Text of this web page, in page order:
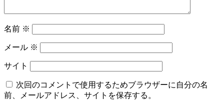
名前 ※
メール ※
サイト
次回のコメントで使用するためブラウザーに自分の名
前、メールアドレス、サイトを保存する。